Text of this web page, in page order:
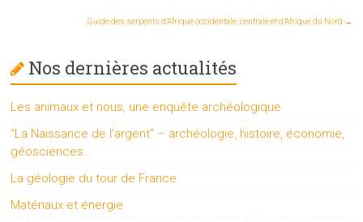
Guide des serpents d’Afrique occidentale, centrale et d’Afrique du Nord →
Nos dernières actualités
Les animaux et nous, une enquête archéologique
“La Naissance de l’argent” – archéologie, histoire, économie,
géosciences…
La géologie du tour de France
Matériaux et énergie